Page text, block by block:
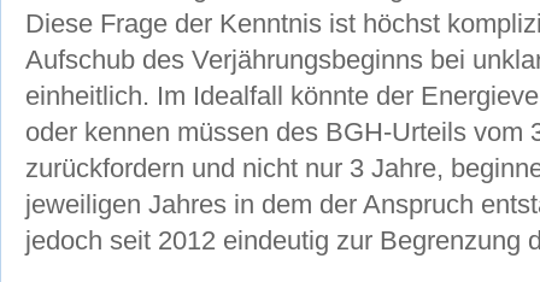
Diese Frage der Kenntnis ist höchst
Aufschub des Verjährungsbeginns bei
einheitlich. Im Idealfall könnte der
oder kennen müssen des BGH-Urteils vom
zurückfordern und nicht nur 3 Jahre,
jeweiligen Jahres in dem der Anspruch
jedoch seit 2012 eindeutig zur Begrenzung